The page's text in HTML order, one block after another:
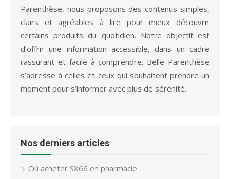
Parenthèse, nous proposons des contenus simples,
clairs et agréables à lire pour mieux découvrir
certains produits du quotidien. Notre objectif est
d’offrir une information accessible, dans un cadre
rassurant et facile à comprendre. Belle Parenthèse
s’adresse à celles et ceux qui souhaitent prendre un
moment pour s’informer avec plus de sérénité.
Nos derniers articles
Où acheter SX66 en pharmacie